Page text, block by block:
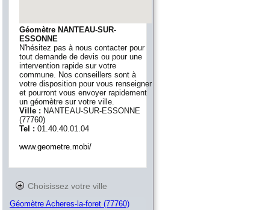
Géomètre NANTEAU-SUR-
ESSONNE
N'hésitez pas à nous contacter pour
tout demande de devis ou pour une
intervention rapide sur votre
commune. Nos conseillers sont à
votre disposition pour vous renseigner
et pourront vous envoyer rapidement
un géomètre sur votre ville.
Ville : NANTEAU-SUR-ESSONNE
(77760)
Tel : 01.40.40.01.04
www.geometre.mobi/
Choisissez votre ville
Géomètre Acheres-la-foret (77760)